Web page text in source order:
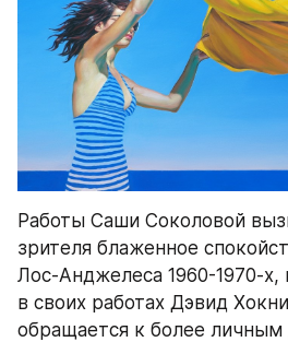
Работы Саши Соколовой
зрителя блаженное
Лос-Анджелеса 1960-1970-х,
в своих работах Дэвид
обращается к более